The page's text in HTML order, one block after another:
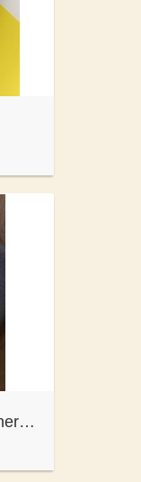
QUICKSO Shrimp Cleaner 剝蝦器